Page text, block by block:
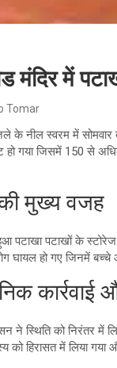
मंदिर में
Tomar
नील स्वरम में सोमवार
गया जिसमें 150 से
मुख्य वजह
पटाखा पटाखों के
हो गए जिनमें बच्चे
कार्रवाई
ने स्थिति को निरंतर
को हिरासत में लिया